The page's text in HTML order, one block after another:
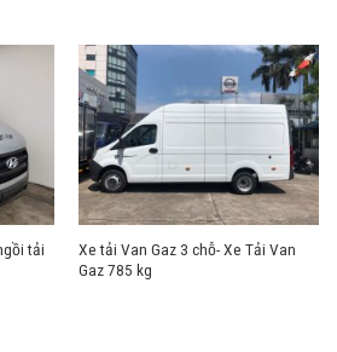
tải
Xe tải Van Gaz 3 chỗ- Xe Tải Van
Gaz 785 kg